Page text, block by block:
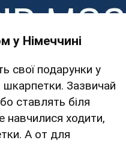
у Німеччині
свої подарунки у
шкарпетки. Зазвичай
ставлять біля
навчилися ходити,
А от для